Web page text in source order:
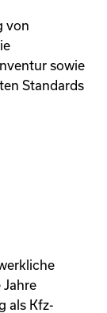
von
sowie
Standards
als Kfz-